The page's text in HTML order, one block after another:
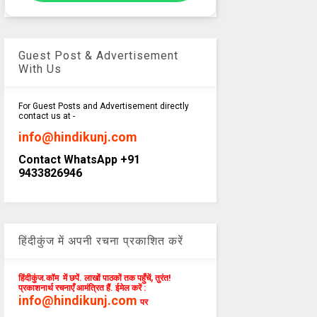
Guest Post & Advertisement
With Us
For Guest Posts and Advertisement directly
contact us at -
info@hindikunj.com
Contact WhatsApp +91
9433826946
हिंदीकुंज में अपनी रचना प्रकाशित करें
हिंदीकुंज.कॉम में छपें. लाखों पाठकों तक पहुँचें, तुरंत!
प्रकाशनार्थ रचनाएँ आमंत्रित हैं. ईमेल करें :
info@hindikunj.com पर